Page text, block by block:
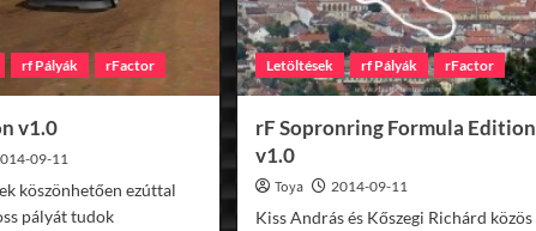
rf Pályák rFactor
v1.0
09-11
köszönhetően ezúttal
pályát tudok
Letöltések rf Pályák rFactor
rF Sopronring Formula Edition
v1.0
Toya 2014-09-11
Kiss András és Kőszegi Richárd közös